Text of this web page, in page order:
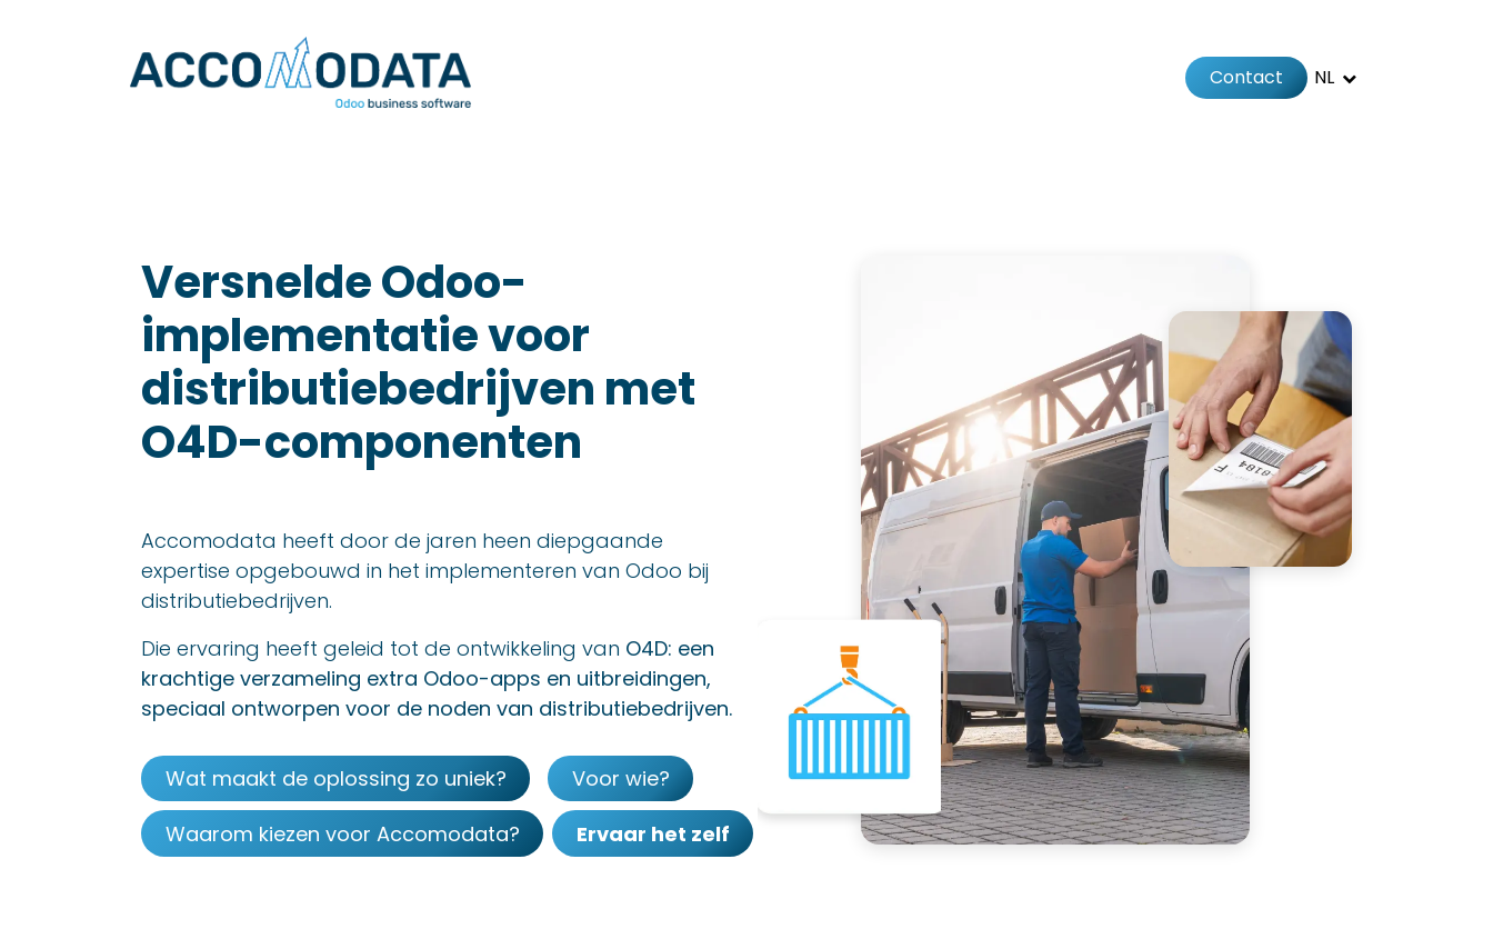
Contact NL
Versnelde Odoo-
implementatie voor
distributiebedrijven met
O4D-componenten
Accomodata heeft door de jaren heen diepgaande
expertise opgebouwd in het implementeren van Odoo bij
distributiebedrijven.
Die ervaring heeft geleid tot de ontwikkeling van O4D: een
krachtige verzameling extra Odoo-apps en uitbreidingen,
speciaal ontworpen voor de noden van distributiebedrijven.
Wat maakt de oplossing zo uniek?
Voor wie?
Waarom kiezen voor Accomodata?
Ervaar het zelf